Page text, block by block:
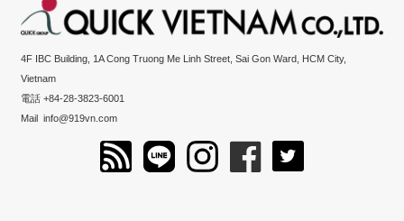
4F IBC Building, 1A Cong Truong Me Linh Street, Sai Gon Ward, HCM City,
Vietnam
電話 +84-28-3823-6001
Mailinfo@919vn.com